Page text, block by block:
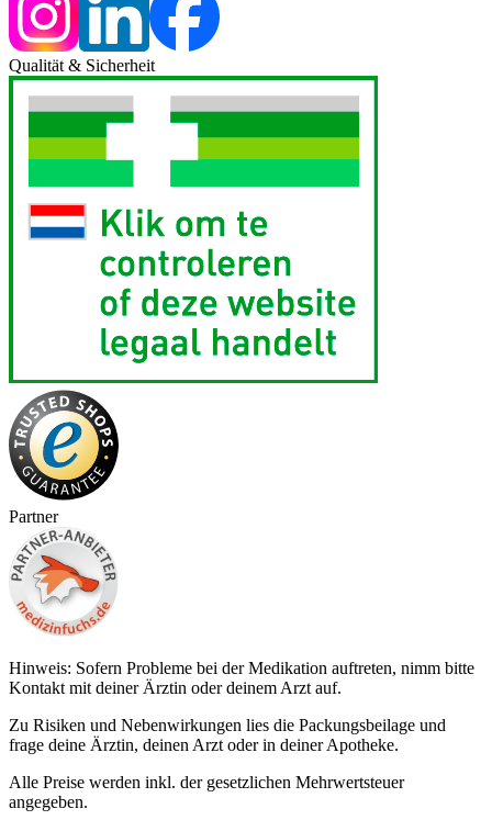
Qualität & Sicherheit
Partner
Hinweis: Sofern Probleme bei der Medikation auftreten, nimm bitte
Kontakt mit deiner Ärztin oder deinem Arzt auf.
Zu Risiken und Nebenwirkungen lies die Packungsbeilage und
frage deine Ärztin, deinen Arzt oder in deiner Apotheke.
Alle Preise werden inkl. der gesetzlichen Mehrwertsteuer
angegeben.